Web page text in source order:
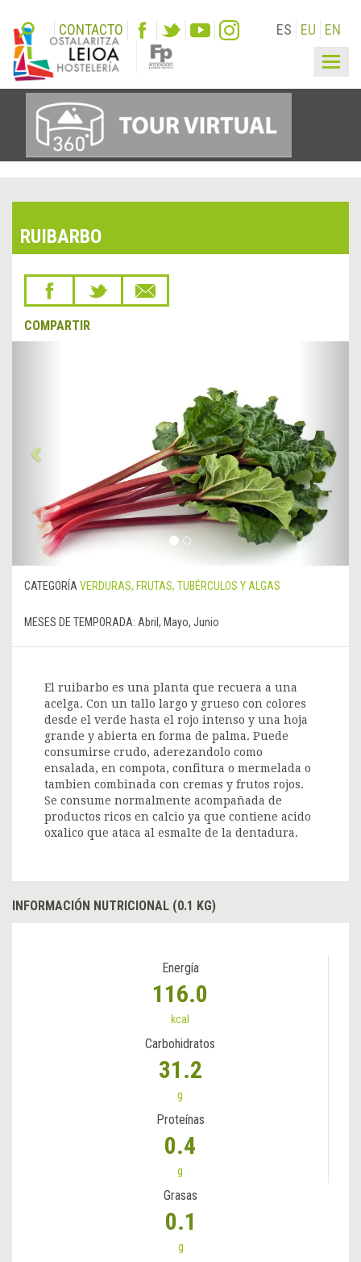
CONTACTO ES EU EN
RUIBARBO
COMPARTIR
CATEGORÍA VERDURAS, FRUTAS, TUBÉRCULOS Y ALGAS
MESES DE TEMPORADA: Abril, Mayo, Junio
El ruibarbo es una planta que recuera a una
acelga. Con un tallo largo y grueso con colores
desde el verde hasta el rojo intenso y una hoja
grande y abierta en forma de palma. Puede
consumirse crudo, aderezandolo como
ensalada, en compota, confitura o mermelada o
tambien combinada con cremas y frutos rojos.
Se consume normalmente acompañada de
productos ricos en calcio ya que contiene acido
oxalico que ataca al esmalte de la dentadura.
INFORMACIÓN NUTRICIONAL (0.1 KG)
Energía
116.0
kcal
Carbohidratos
31.2
g
Proteínas
0.4
g
Grasas
0.1
g